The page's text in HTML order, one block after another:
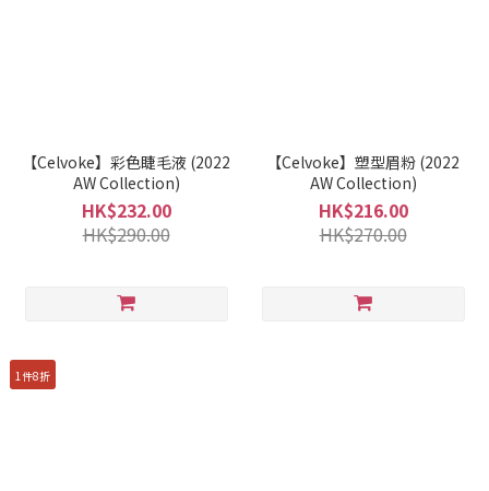
【Celvoke】彩色睫毛液 (2022
AW Collection)
HK$232.00
HK$290.00
【Celvoke】塑型眉粉 (2022
AW Collection)
HK$216.00
HK$270.00
1件8折